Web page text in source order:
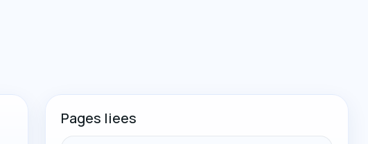
Pages liees